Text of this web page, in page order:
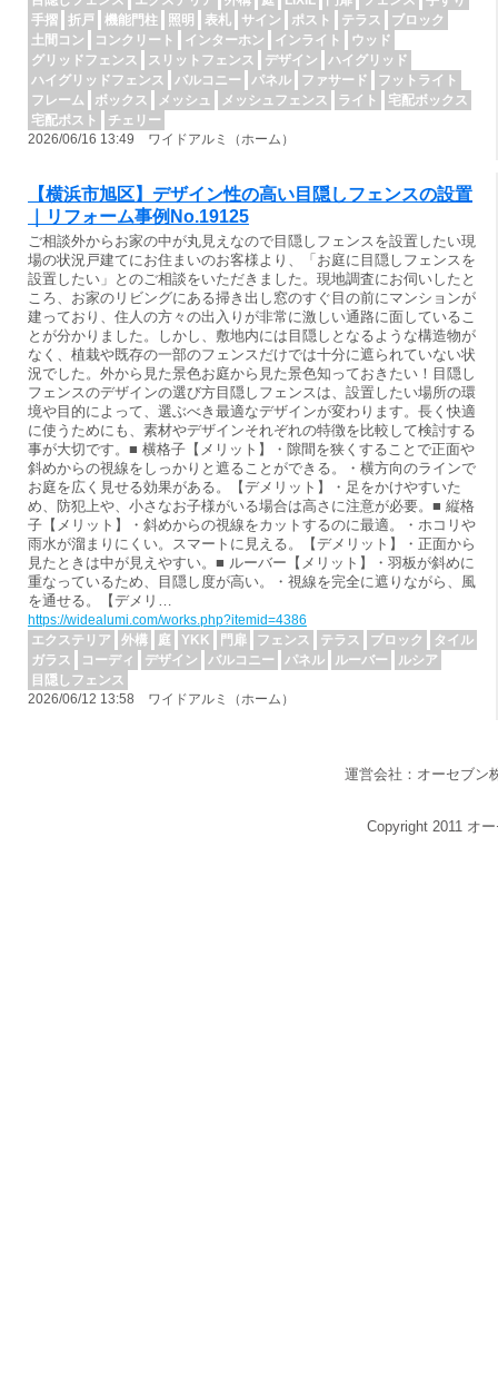
手摺
折戸 機能門柱 照明 表札 サイン ポスト テラス
ブロック
土間コン
コンクリート インターホン インライト
ウッド
グリッドフェンス
スリットフェンス デザイン
ハイグリッド
ハイグリッドフェンス
バルコニー パネル ファサード
フットライト
フレーム
ボックス メッシュ メッシュフェンス ライト
宅配ボックス
宅配ポスト
チェリー
2026/06/16 13:49 ワイドアルミ（ホーム）
【横浜市旭区】デザイン性の高い目隠しフェンスの設置
｜リフォーム事例No.19125
ご相談外からお家の中が丸見えなので目隠しフェンスを設置したい現
場の状況戸建てにお住まいのお客様より、「お庭に目隠しフェンスを
設置したい」とのご相談をいただきました。現地調査にお伺いしたと
ころ、お家のリビングにある掃き出し窓のすぐ目の前にマンションが
建っており、住人の方々の出入りが非常に激しい通路に面しているこ
とが分かりました。しかし、敷地内には目隠しとなるような構造物が
なく、植栽や既存の一部のフェンスだけでは十分に遮られていない状
況でした。外から見た景色お庭から見た景色知っておきたい！目隠し
フェンスのデザインの選び方目隠しフェンスは、設置したい場所の環
境や目的によって、選ぶべき最適なデザインが変わります。長く快適
に使うためにも、素材やデザインそれぞれの特徴を比較して検討する
事が大切です。■ 横格子【メリット】・隙間を狭くすることで正面や
斜めからの視線をしっかりと遮ることができる。・横方向のラインで
お庭を広く見せる効果がある。【デメリット】・足をかけやすいた
め、防犯上や、小さなお子様がいる場合は高さに注意が必要。■ 縦格
子【メリット】・斜めからの視線をカットするのに最適。・ホコリや
雨水が溜まりにくい。スマートに見える。【デメリット】・正面から
見たときは中が見えやすい。■ ルーバー【メリット】・羽板が斜めに
重なっているため、目隠し度が高い。・視線を完全に遮りながら、風
を通せる。【デメリ…
https://widealumi.com/works.php?itemid=4386
エクステリア
外構 庭 YKK 門扉 フェンス テラス ブロック
タイル
ガラス
コーディ デザイン バルコニー パネル ルーバー
ルシア
目隠しフェンス
2026/06/12 13:58 ワイドアルミ（ホーム）
運営会社：オーセブン
Copyright 2011 オ